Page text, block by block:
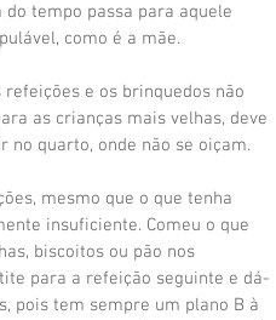
tempo passa para aquele
como é a mãe.
e os brinquedos não
as crianças mais velhas, deve
no quarto, onde não se oiçam.
mesmo que o que tenha
insuficiente. Comeu o que
biscoitos ou pão nos
para a refeição seguinte e dá-
pois tem sempre um plano B à